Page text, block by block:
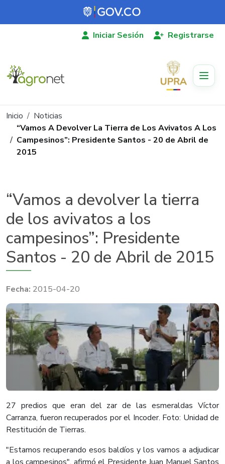
Pasar al contenido principal
Iniciar Sesión Registrarse
Ruta de navegación
Inicio
Noticias
“Vamos A Devolver La Tierra de Los Avivatos A Los
Campesinos”: Presidente Santos - 20 de Abril de
2015
“Vamos a devolver la tierra
de los avivatos a los
campesinos”: Presidente
Santos - 20 de Abril de 2015
2015-04-20
​27 predios que eran del zar de las esmeraldas Víctor
Carranza, fueron recuperados por el Incoder. Foto: Unidad de
Restitución de Tierras.
"Estamos recuperando esos baldíos y los vamos a adjudicar